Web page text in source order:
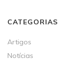
CATEGORIAS
Artigos
Notícias